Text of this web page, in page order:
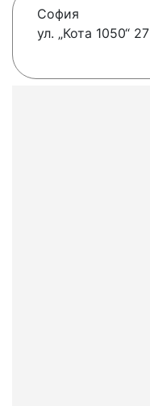
София
ул. „Кота 1050“ 27